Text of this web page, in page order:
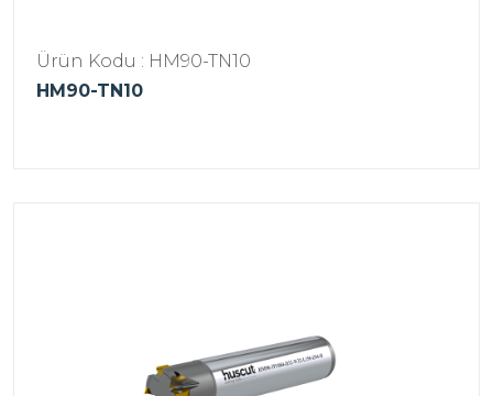
Ürün Kodu : HM90-TN10
HM90-TN10